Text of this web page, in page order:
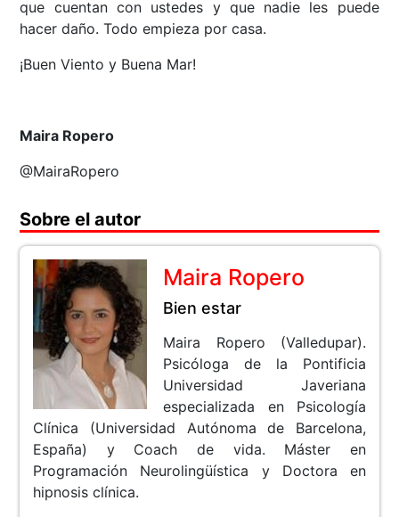
que cuentan con ustedes y que nadie les puede
hacer daño. Todo empieza por casa.
¡Buen Viento y Buena Mar!
Maira Ropero
@MairaRopero
Sobre el autor
Maira Ropero
Bien estar
Maira Ropero (Valledupar).
Psicóloga de la Pontificia
Universidad Javeriana
especializada en Psicología
Clínica (Universidad Autónoma de Barcelona,
España) y Coach de vida. Máster en
Programación Neurolingüística y Doctora en
hipnosis clínica.